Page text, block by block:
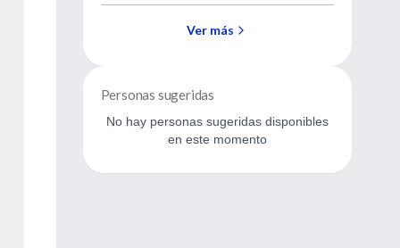
Ver más
Personas sugeridas
No hay personas sugeridas disponibles
en este momento